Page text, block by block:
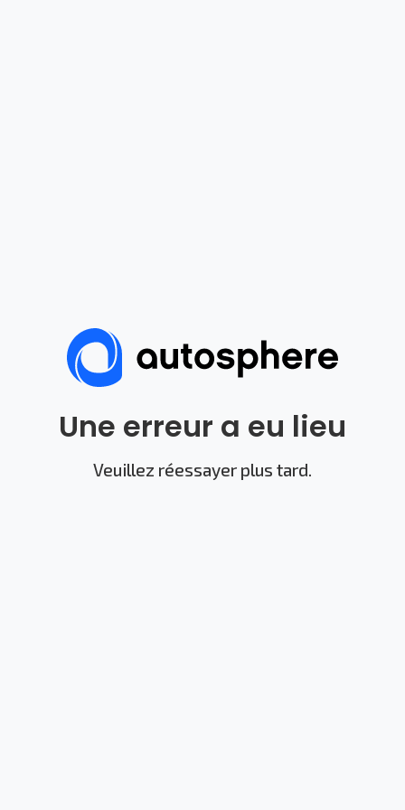
Une erreur a eu lieu
Veuillez réessayer plus tard.